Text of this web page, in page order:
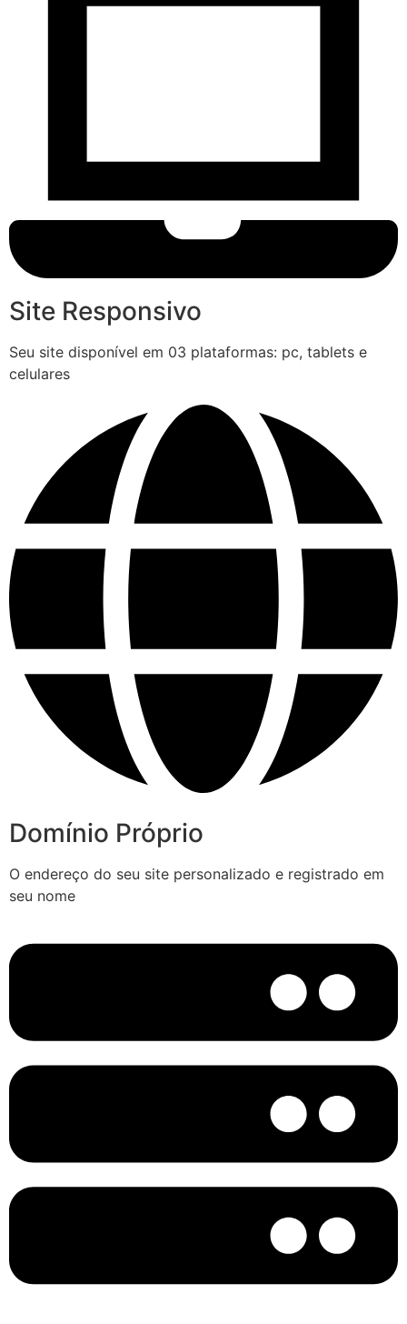
Site Responsivo
Seu site disponível em 03 plataformas: pc, tablets e
celulares
Domínio Próprio
O endereço do seu site personalizado e registrado em
seu nome